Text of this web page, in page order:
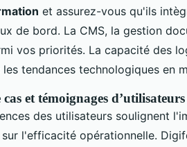
et assurez-vous qu'ils
de bord. La CMS, la gestion
vos priorités. La capacité des
tendances technologiques en
cas et témoignages d’utilisateurs
des utilisateurs soulignent
sur l'efficacité opérationnelle.